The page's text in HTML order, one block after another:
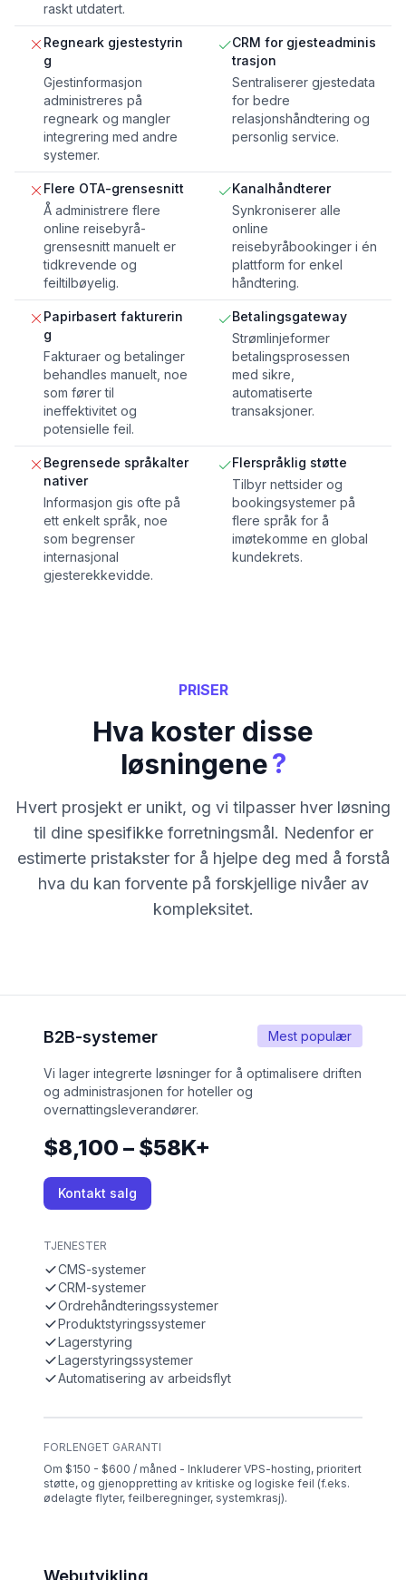
raskt utdatert.
Regneark gjestestyrin
g
Gjestinformasjon
administreres på
regneark og mangler
integrering med andre
systemer.
CRM for gjesteadminis
trasjon
Sentraliserer gjestedata
for bedre
relasjonshåndtering og
personlig service.
Flere OTA-grensesnitt
Å administrere flere
online reisebyrå-
grensesnitt manuelt er
tidkrevende og
feiltilbøyelig.
Kanalhåndterer
Synkroniserer alle
online
reisebyråbookinger i én
plattform for enkel
håndtering.
Papirbasert fakturerin
g
Fakturaer og betalinger
behandles manuelt, noe
som fører til
ineffektivitet og
potensielle feil.
Betalingsgateway
Strømlinjeformer
betalingsprosessen
med sikre,
automatiserte
transaksjoner.
Begrensede språkalter
nativer
Informasjon gis ofte på
ett enkelt språk, noe
som begrenser
internasjonal
gjesterekkevidde.
Flerspråklig støtte
Tilbyr nettsider og
bookingsystemer på
flere språk for å
imøtekomme en global
kundekrets.
PRISER
Hva koster disse
løsningene?
Hvert prosjekt er unikt, og vi tilpasser hver løsning
til dine spesifikke forretningsmål. Nedenfor er
estimerte pristakster for å hjelpe deg med å forstå
hva du kan forvente på forskjellige nivåer av
kompleksitet.
Mest populær
B2B-systemer
Vi lager integrerte løsninger for å optimalisere driften
og administrasjonen for hoteller og
overnattingsleverandører.
$8,100 – $58K+
Kontakt salg
TJENESTER
CMS-systemer
CRM-systemer
Ordrehåndteringssystemer
Produktstyringssystemer
Lagerstyring
Lagerstyringssystemer
Automatisering av arbeidsflyt
FORLENGET GARANTI
Om $150 - $600 / måned - Inkluderer VPS-hosting, prioritert
støtte, og gjenoppretting av kritiske og logiske feil (f.eks.
ødelagte flyter, feilberegninger, systemkrasj).
Webutvikling